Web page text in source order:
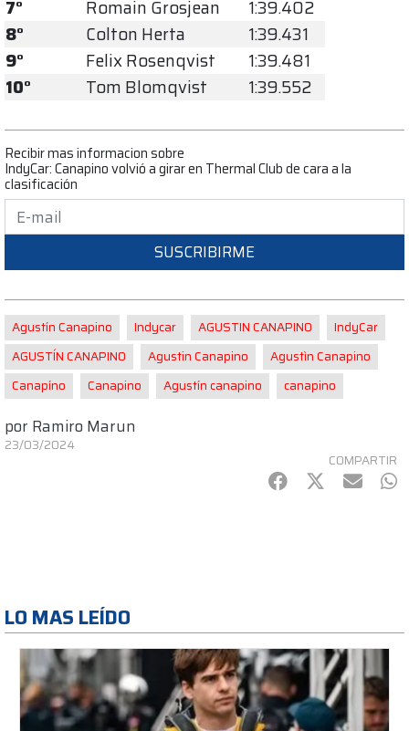
7° Romain Grosjean
1:39.402
8°
Colton Herta
1:39.431
9°
Felix Rosenqvist
1:39.481
10°
Tom Blomqvist 1:39.552
Recibir mas informacion sobre
IndyCar: Canapino volvió a girar en Thermal Club de cara a la
clasificación
SUSCRIBIRME
Agustín Canapino Indycar AGUSTIN CANAPINO
IndyCar
AGUSTÍN CANAPINO
Agustin Canapino
Agustìn Canapino
Canapíno
Canapino Agustín canapino canapino
por Ramiro Marun
23/03/2024
COMPARTIR
Facebook
Twitter
mail
LO MAS LEÍDO